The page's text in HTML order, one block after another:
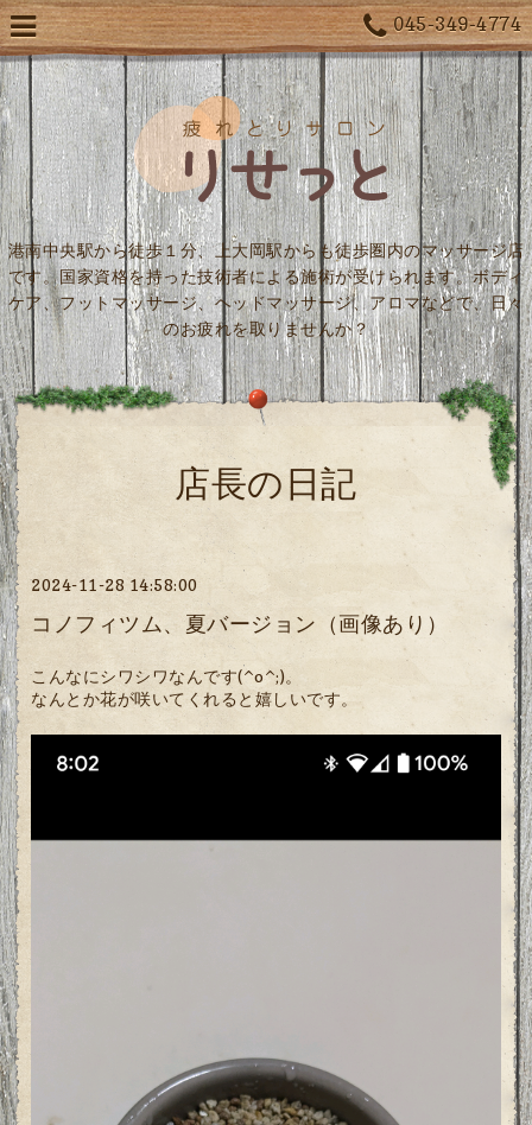
045-349-4774
港南中央駅から徒歩１分、上大岡駅からも徒歩圏内のマッサージ店
です。国家資格を持った技術者による施術が受けられます。ボディ
ケア、フットマッサージ、ヘッドマッサージ、アロマなどで、日々
のお疲れを取りませんか？
店長の日記
2024-11-28 14:58:00
コノフィツム、夏バージョン（画像あり）
こんなにシワシワなんです(^o^;)。
なんとか花が咲いてくれると嬉しいです。